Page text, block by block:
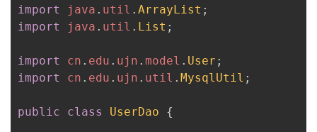
import
java . util . ArrayList ;
import
java . util . List ;
import cn . edu . ujn . model . User ;
import
cn . edu . ujn . util . MysqlUtil ;
public class UserDao {